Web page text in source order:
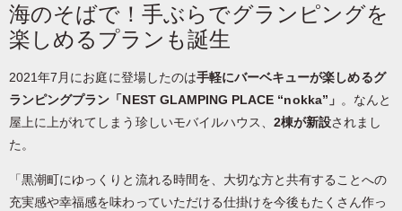
海のそばで！手ぶらでグランピングを
楽しめるプランも誕生
2021年7月にお庭に登場したのは手軽にバーベキューが楽しめるグ
ランピングプラン「NEST GLAMPING PLACE “nokka”」 。なんと
屋上に上がれてしまう珍しいモバイルハウス、2棟が新設されまし
た。
「黒潮町にゆっくりと流れる時間を、大切な方と共有することへの
充実感や幸福感を味わっていただける仕掛けを今後もたくさん作っ